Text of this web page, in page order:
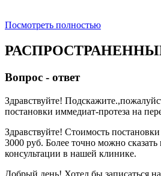
Посмотреть полностью
Вопрос - ответ
Здравствуйте!
постановки иммедиат-протеза на
Здравствуйте! Стоимость
3000 руб. Более точно можно
консультации в нашей клинике.
Добрый день! Хотел бы записаться